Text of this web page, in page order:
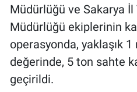
Müdürlüğü ve Sakarya İl
Müdürlüğü ekiplerinin
operasyonda, yaklaşık
değerinde, 5 ton sahte
geçirildi.